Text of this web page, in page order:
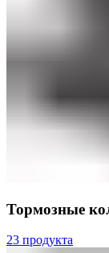
Тормозные
23 продукта